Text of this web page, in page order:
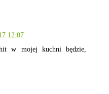
12:07
w mojej kuchni będzie,